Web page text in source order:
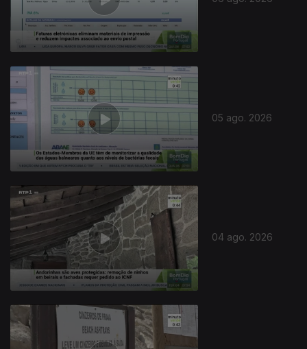
05 ago. 2026
04 ago. 2026